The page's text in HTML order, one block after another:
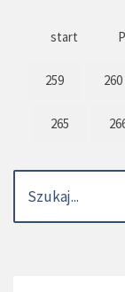
start
259 260
265